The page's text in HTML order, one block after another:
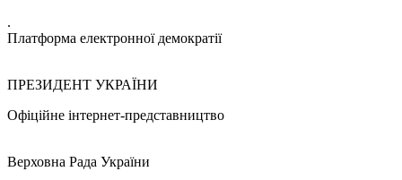
.
Платформа електронної демократії
ПРЕЗИДЕНТ УКРАЇНИ
Офіційне інтернет-представництво
Верховна Рада України